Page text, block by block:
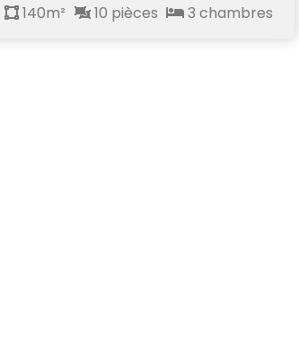
140m² 10 pièces 3 chambres